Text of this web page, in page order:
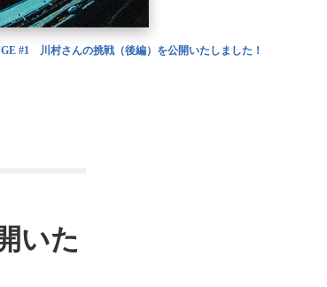
#1 川村さんの挑戦（後編）を公開いたしました！
いた